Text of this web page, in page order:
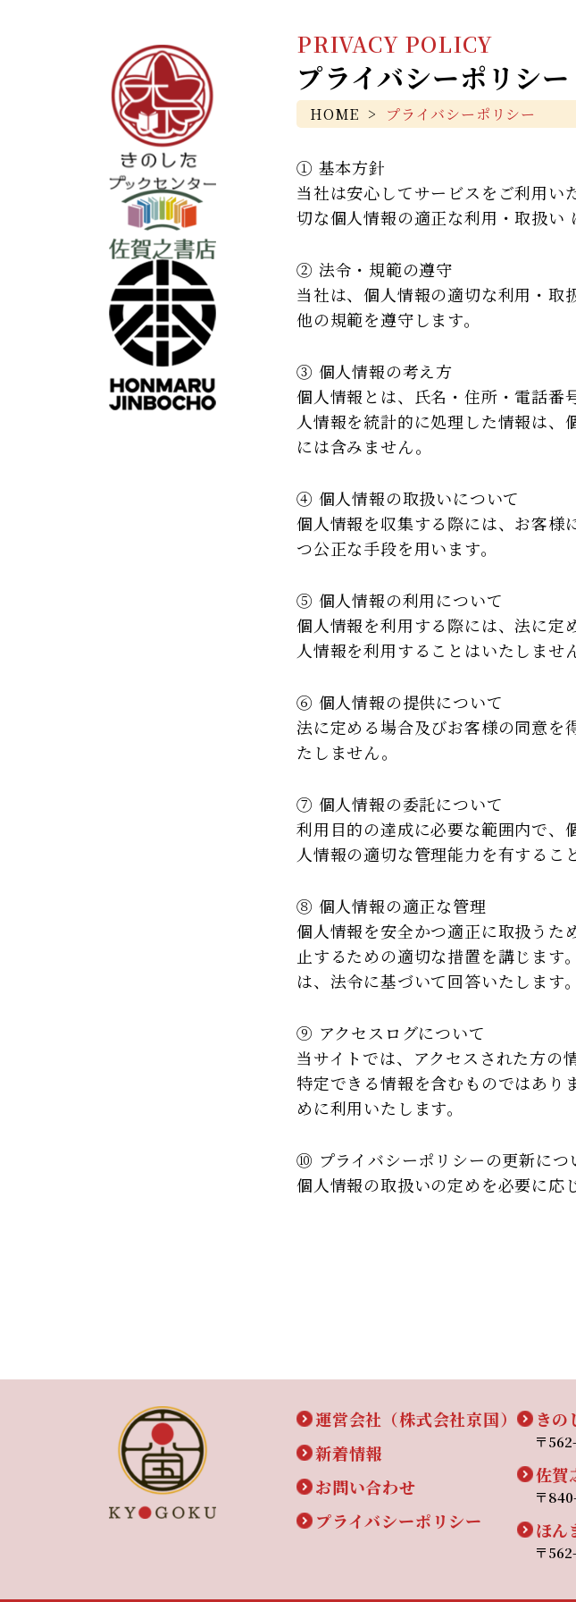
PRIVACY POLICY
プライバシーポリシー
HOME > プライバシーポリシー
① 基本方針
当社は安心してサービスをご利用い
切な個人情報の適正な利用・取扱い
② 法令・規範の遵守
当社は、個人情報の適切な利用・取
他の規範を遵守します。
③ 個人情報の考え方
個人情報とは、氏名・住所・電話番
人情報を統計的に処理した情報は
には含みません。
④ 個人情報の取扱いについて
個人情報を収集する際には、お客様
つ公正な手段を用います。
⑤ 個人情報の利用について
個人情報を利用する際には、法に定
人情報を利用することはいたしませ
⑥ 個人情報の提供について
法に定める場合及びお客様の同意を
たしません。
⑦ 個人情報の委託について
利用目的の達成に必要な範囲内で、
人情報の適切な管理能力を有するこ
⑧ 個人情報の適正な管理
個人情報を安全かつ適正に取扱うた
止するための適切な措置を講じま
は、法令に基づいて回答いたします。
⑨ アクセスログについて
当サイトでは、アクセスされた方の
特定できる情報を含むものではあり
めに利用いたします。
⑩ プライバシーポリシーの更新につ
個人情報の取扱いの定めを必要に応
運営会社（株式会社京国）
新着情報
お問い合わせ
プライバシーポリシー
きの
〒
佐賀
〒
ほん
〒